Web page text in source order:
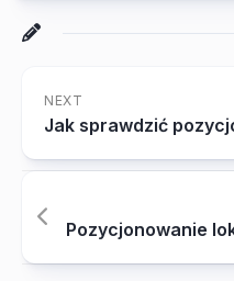
NEXT
Jak sprawdzić
Pozycjonowanie